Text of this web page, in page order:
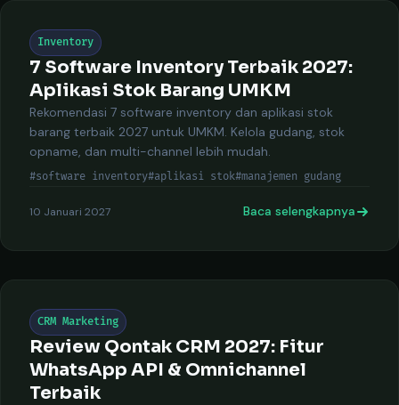
Inventory
7 Software Inventory Terbaik 2027:
Aplikasi Stok Barang UMKM
Rekomendasi 7 software inventory dan aplikasi stok
barang terbaik 2027 untuk UMKM. Kelola gudang, stok
opname, dan multi-channel lebih mudah.
#software inventory#aplikasi stok#manajemen gudang
10 Januari 2027 Baca selengkapnya
CRM Marketing
Review Qontak CRM 2027: Fitur
WhatsApp API & Omnichannel
Terbaik